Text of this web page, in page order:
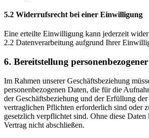
5.2 Widerrufsrecht bei einer Einwilligung
Eine erteilte Einwilligung kann jederzeit
2.2 Datenverarbeitung aufgrund Ihrer
6. Bereitstellung
Im Rahmen unserer Geschäftsbeziehung
personenbezogenen Daten, die für die
der Geschäftsbeziehung und der Erfüllung
vertraglichen Pflichten erforderlich sind oder
gesetzlich verpflichtet sind. Ohne diese
Vertrag nicht abschließen.